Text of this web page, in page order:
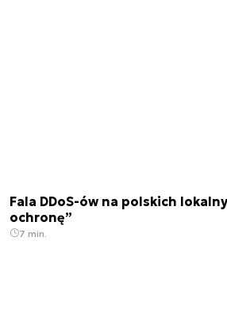
Fala DDoS-ów na polskich
ochronę”
7 min.